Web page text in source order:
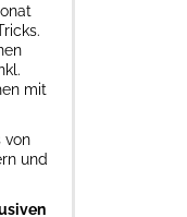
mit
von
und